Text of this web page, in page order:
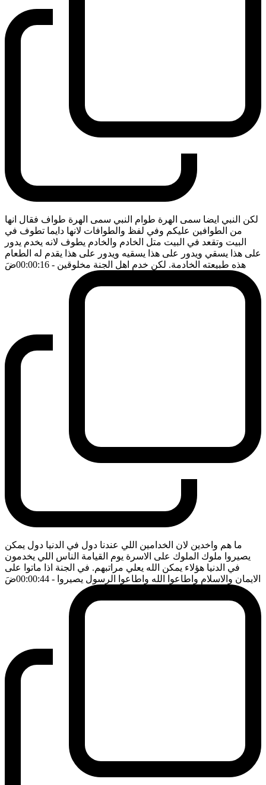
لكن النبي ايضا سمى الهرة طوام النبي سمى الهرة طواف فقال انها
من الطوافين عليكم وفي لفظ والطوافات لانها دايما تطوف في
البيت وتقعد في البيت متل الخادم والخادم يطوف لانه يخدم يدور
على هذا يسقي ويدور على هذا يسقيه ويدور على هذا يقدم له الطعام
هذه طبيعته الخادمة. لكن خدم اهل الجنة مخلوقين - 00:00:16 ضَ
ما هم واخدين لان الخدامين اللي عندنا دول في الدنيا دول يمكن
يصيروا ملوك الملوك على الاسرة يوم القيامة الناس اللي يخدمون
في الدنيا هؤلاء يمكن الله يعلي مراتبهم. في الجنة اذا ماتوا على
الايمان والاسلام واطاعوا الله واطاعوا الرسول يصيروا - 00:00:44 ضَ